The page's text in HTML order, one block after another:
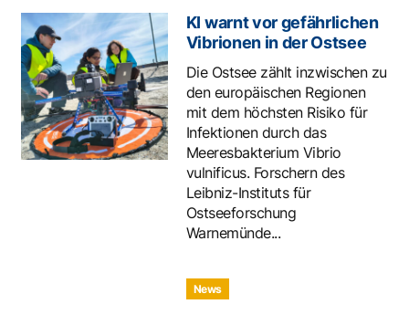
KI warnt vor gefährlichen
Vibrionen in der Ostsee
Die Ostsee zählt inzwischen zu
den europäischen Regionen
mit dem höchsten Risiko für
Infektionen durch das
Meeresbakterium Vibrio
vulnificus. Forschern des
Leibniz-Instituts für
Ostseeforschung
Warnemünde...
News